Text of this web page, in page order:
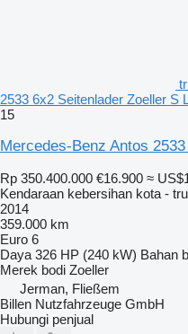
2533 6x2 Seitenlader Zoeller S
15
Mercedes-Benz Antos
Rp 350.400.000 €16.900 ≈
Kendaraan kebersihan kota -
2014
359.000 km
Euro 6
Daya 326 HP (240 kW) Bahan
Merek bodi Zoeller
Jerman, Fließem
Billen Nutzfahrzeuge GmbH
Hubungi penjual